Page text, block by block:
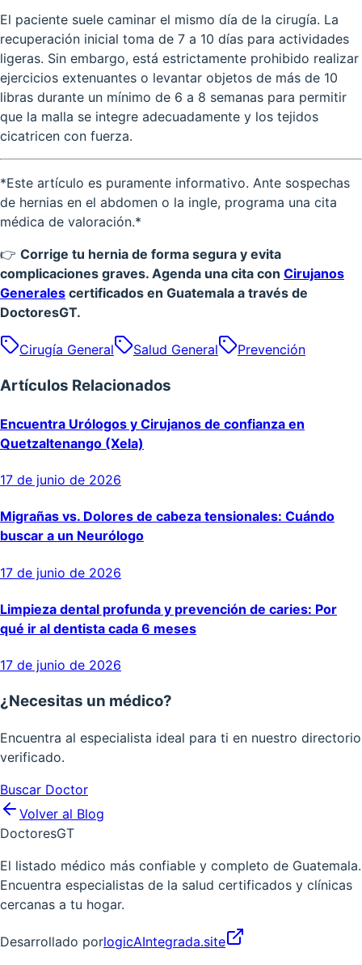
El paciente suele caminar el mismo día de la cirugía. La
recuperación inicial toma de 7 a 10 días para actividades
ligeras. Sin embargo, está estrictamente prohibido realizar
ejercicios extenuantes o levantar objetos de más de 10
libras durante un mínimo de 6 a 8 semanas para permitir
que la malla se integre adecuadamente y los tejidos
cicatricen con fuerza.
*Este artículo es puramente informativo. Ante sospechas
de hernias en el abdomen o la ingle, programa una cita
médica de valoración.*
👉 Corrige tu hernia de forma segura y evita
complicaciones graves. Agenda una cita con Cirujanos
Generales certificados en Guatemala a través de
DoctoresGT.
Cirugía General Salud General Prevención
Artículos Relacionados
Encuentra Urólogos y Cirujanos de confianza en
Quetzaltenango (Xela)
17 de junio de 2026
Migrañas vs. Dolores de cabeza tensionales: Cuándo
buscar a un Neurólogo
17 de junio de 2026
Limpieza dental profunda y prevención de caries: Por
qué ir al dentista cada 6 meses
17 de junio de 2026
¿Necesitas un médico?
Encuentra al especialista ideal para ti en nuestro directorio
verificado.
Buscar Doctor
Volver al Blog
DoctoresGT
El listado médico más confiable y completo de Guatemala.
Encuentra especialistas de la salud certificados y clínicas
cercanas a tu hogar.
Desarrollado porlogicAIntegrada.site